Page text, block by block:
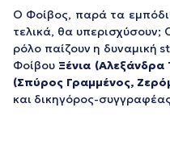
Ο Φοίβος, παρά τα
τελικά, θα υπερισχύσουν;
ρόλο παίζουν η δυναμική
Φοίβου Ξένια
(Σπύρος Γραμμένος,
και δικηγόρος-